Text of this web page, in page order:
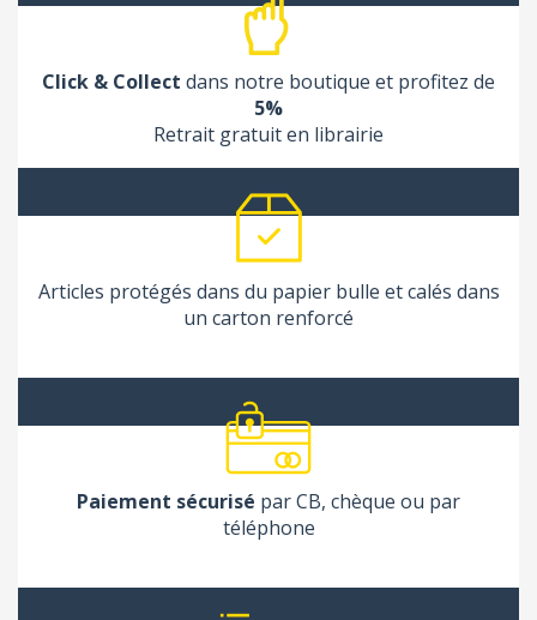
Click & Collect dans notre boutique et profitez de
5%
Retrait gratuit en librairie
Articles protégés dans du papier bulle et calés dans
un carton renforcé
Paiement sécurisé par CB, chèque ou par
téléphone